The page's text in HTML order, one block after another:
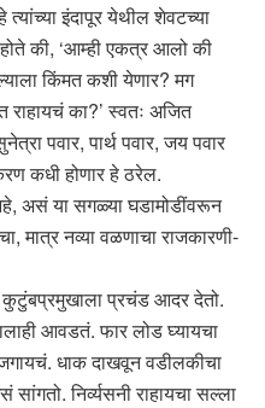
त्यांच्या इंदापूर येथील शेवटच्या
की, ‘आम्ही एकत्र आलो की
किंमत कशी येणार? मग
राहायचं का?’ स्वतः अजित
पवार, पार्थ पवार, जय पवार
कधी होणार हे ठरेल.
असं या सगळ्या घडामोडींवरून
मात्र नव्या वळणाचा राजकारणी-
कुटुंबप्रमुखाला प्रचंड आदर देतो.
आवडतं. फार लोड घ्यायचा
धाक दाखवून वडीलकीचा
निर्व्यसनी राहायचा सल्ला